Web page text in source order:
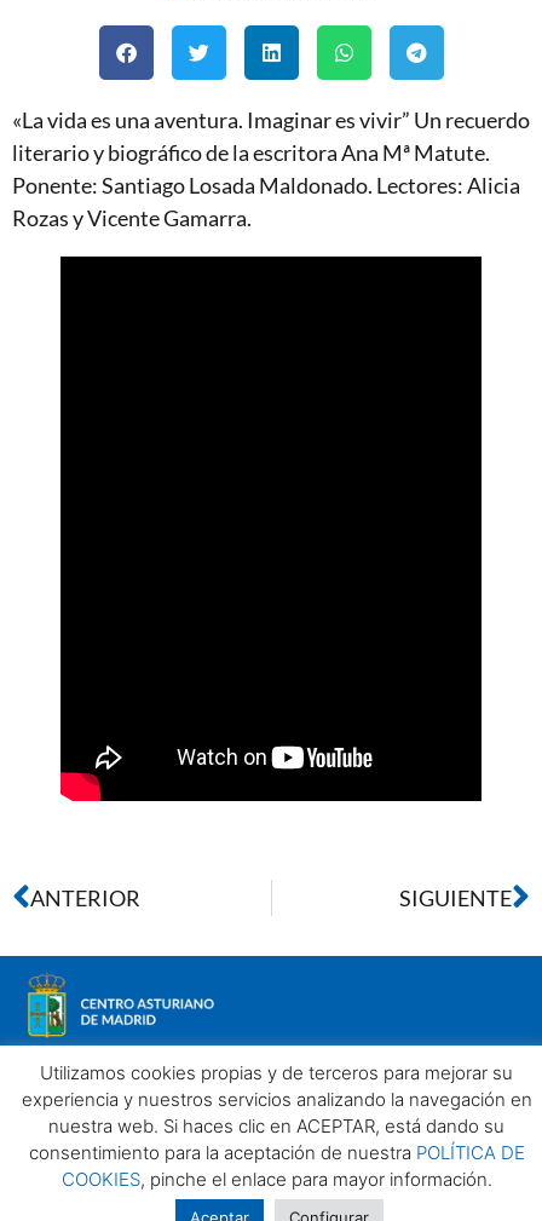
«La vida es una aventura. Imaginar es vivir” Un recuerdo
literario y biográfico de la escritora Ana Mª Matute.
Ponente: Santiago Losada Maldonado. Lectores: Alicia
Rozas y Vicente Gamarra.
ANTERIOR SIGUIENTE
Aviso legalPolítica de privacidadPolítica de Cookies
Centro Asturiano de Madrid. Todos los derechos reservados
2025©
Utilizamos cookies propias y de terceros para mejorar su
experiencia y nuestros servicios analizando la navegación en
nuestra web. Si haces clic en ACEPTAR, está dando su
consentimiento para la aceptación de nuestra POLÍTICA DE
COOKIES, pinche el enlace para mayor información.